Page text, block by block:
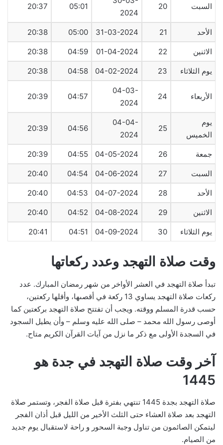
السبت 20
2024
05:01
20:37
الأحد 21
31-03-2024
05:00
20:38
الاثنين 22
01-04-2024
04:59
20:38
يوم الثلاثاء 23
04-02-2024
04:58
20:38
الأربعاء 24
04-03-
2024
04:57
20:39
يوم
الخميس
25
04-04-
2024
04:56
20:39
جمعة 26
04-05-2024
04:55
20:39
السبت 27
04-06-2024
04:54
20:40
الأحد 28
04-07-2024
04:53
20:40
الاثنين 29
04-08-2024
04:52
20:40
يوم الثلاثاء 30
04-09-2024
04:51
20:41
وقت صلاة التهجد وعدد ركعاتها
تبدأ صلاة التهجد في العشر الأواخر من شهر رمضان المبارك. عدد
ركعات صلاة التهجد يساوي 13 ركعة في أقصىها، وأقلها ركعتين،
حسب قدرة المسلم ووقته. ويجب أن تفتتح صلاة التهجد بركعتين كما
أوصى رسول الله محمد – صلى الله عليه وسلم – وأن يطيل السجود
في السجدة الأولى مع ذكر ما نزل من آيات القرآن الكريم متاح.
آخر وقت صلاة التهجد في جدة هو
1445
صلاة التهجد بجدة 1445 تنتهي بفترة قبل صلاة الفجر، وتستمر صلاة
التهجد بعد صلاة العشاء حتى الثلث الأخير من الليل قبل أذان الفجر
ليتمكن الصائمون من تناول وجبة السحور و راحة لاستقبال يوم جديد
من الصيام.